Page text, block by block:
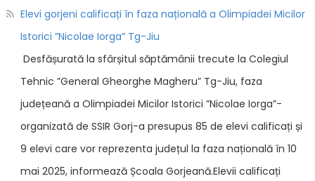
Elevi gorjeni calificați în faza națională a Olimpiadei Micilor
Istorici ”Nicolae Iorga” Tg-Jiu
Desfășurată la sfârșitul săptămânii trecute la Colegiul
Tehnic ”General Gheorghe Magheru” Tg-Jiu, faza
județeană a Olimpiadei Micilor Istorici ”Nicolae Iorga”-
organizată de SSIR Gorj-a presupus 85 de elevi calificați și
9 elevi care vor reprezenta județul la faza națională în 10
mai 2025, informează Școala Gorjeană.Elevii calificați